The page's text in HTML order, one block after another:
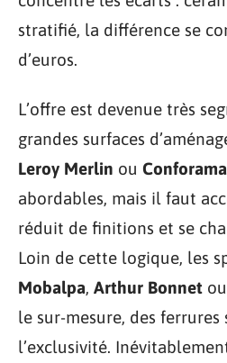
stratifié, la différence se
d’euros.
L’offre est devenue très
grandes surfaces
Leroy Merlin ou Conforama
abordables, mais il faut
réduit de finitions et se
Loin de cette logique, les
Mobalpa, Arthur Bonnet ou
le sur-mesure, des
l’exclusivité.